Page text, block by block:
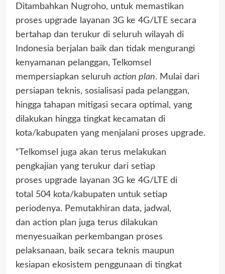
Ditambahkan Nugroho, untuk memastikan
proses upgrade layanan 3G ke 4G/LTE secara
bertahap dan terukur di seluruh wilayah di
Indonesia berjalan baik dan tidak mengurangi
kenyamanan pelanggan, Telkomsel
mempersiapkan seluruh action plan. Mulai dari
persiapan teknis, sosialisasi pada pelanggan,
hingga tahapan mitigasi secara optimal, yang
dilakukan hingga tingkat kecamatan di
kota/kabupaten yang menjalani proses upgrade.
“Telkomsel juga akan terus melakukan
pengkajian yang terukur dari setiap
proses upgrade layanan 3G ke 4G/LTE di
total 504 kota/kabupaten untuk setiap
periodenya. Pemutakhiran data, jadwal,
dan action plan juga terus dilakukan
menyesuaikan perkembangan proses
pelaksanaan, baik secara teknis maupun
kesiapan ekosistem penggunaan di tingkat